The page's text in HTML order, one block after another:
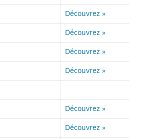
Découvrez »
Découvrez »
Découvrez »
Découvrez »
Découvrez »
Découvrez »